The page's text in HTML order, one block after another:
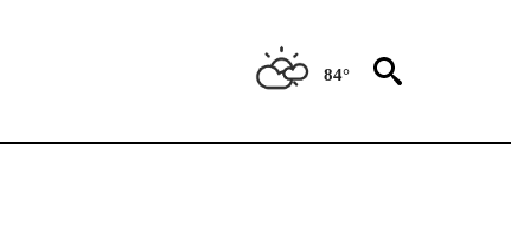
84°
ABOUT NEW PAGES ON "CNN - SPANISH".